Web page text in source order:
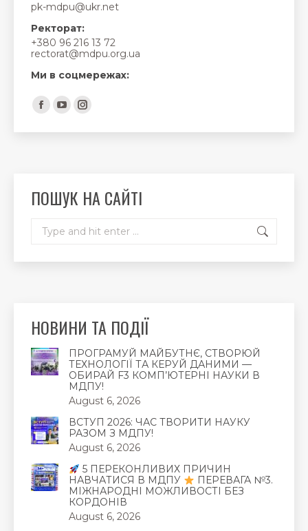
pk-mdpu@ukr.net
Ректорат:
+380 96 216 13 72
rectorat@mdpu.org.ua
Ми в соцмережах:
Find us on:
Facebook
page
window
YouTube
page
window
Instagram
page
window
ПОШУК НА САЙТІ
НОВИНИ ТА ПОДІЇ
ПРОГРАМУЙ МАЙБУТНЄ, СТВОРЮЙ
ТЕХНОЛОГІЇ ТА КЕРУЙ ДАНИМИ —
ОБИРАЙ F3 КОМП’ЮТЕРНІ НАУКИ В
МДПУ!
August 6, 2026
ВСТУП 2026: ЧАС ТВОРИТИ НАУКУ
РАЗОМ З МДПУ!
August 6, 2026
5 ПЕРЕКОНЛИВИХ ПРИЧИН
НАВЧАТИСЯ В МДПУ
ПЕРЕВАГА №3.
МІЖНАРОДНІ МОЖЛИВОСТІ БЕЗ
КОРДОНІВ
August 6, 2026